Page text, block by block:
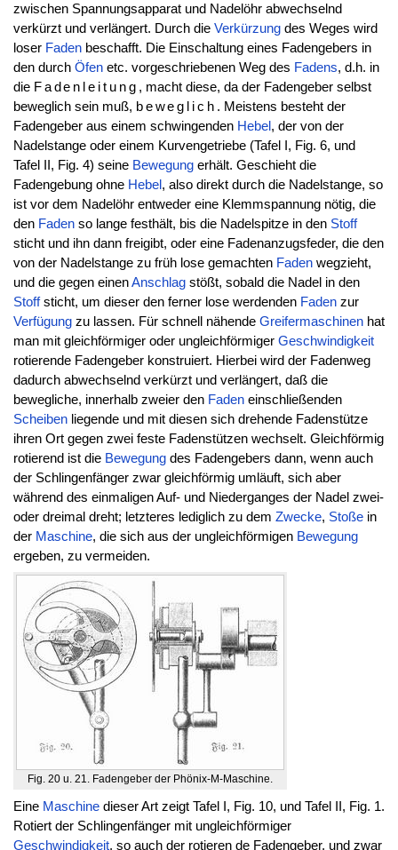
zwischen Spannungsapparat und Nadelöhr abwechselnd
verkürzt und verlängert. Durch die Verkürzungdes Weges wird
loser Fadenbeschafft. Die Einschaltung eines Fadengebers in
den durch Öfenetc. vorgeschriebenen Weg des Fadens, d.h. in
die Fadenleitung , macht diese, da der Fadengeber selbst
beweglich sein muß, beweglich . Meistens besteht der
Fadengeber aus einem schwingenden Hebel , der von der
Nadelstange oder einem Kurvengetriebe (Tafel I, Fig. 6, und
Tafel II, Fig. 4) seine Bewegungerhält. Geschieht die
Fadengebung ohne Hebel , also direkt durch die Nadelstange, so
ist vor dem Nadelöhr entweder eine Klemmspannung nötig, die
den Fadenso lange festhält, bis die Nadelspitze in den Stoff
sticht und ihn dann freigibt, oder eine Fadenanzugsfeder, die den
von der Nadelstange zu früh lose gemachten Fadenwegzieht,
und die gegen einenAnschlagstößt, sobald die Nadel in den
Stoffsticht, um dieser den ferner lose werdenden Fadenzur
Verfügungzu lassen. Für schnell nähende Greifermaschinenhat
man mit gleichförmiger oder ungleichförmiger Geschwindigkeit
rotierende Fadengeber konstruiert. Hierbei wird der Fadenweg
dadurch abwechselnd verkürzt und verlängert, daß die
bewegliche, innerhalb zweier den Fadeneinschließenden
Scheibenliegende und mit diesen sich drehende Fadenstütze
ihren Ort gegen zwei feste Fadenstützen wechselt. Gleichförmig
rotierend ist die Bewegungdes Fadengebers dann, wenn auch
der Schlingenfänger zwar gleichförmig umläuft, sich aber
während des einmaligen Auf- und Niederganges der Nadel zwei-
oder dreimal dreht; letzteres lediglich zu dem Zwecke, Stoßein
der Maschine, die sich aus der ungleichförmigen Bewegung
ergeben, zu vermeiden.
Fig. 20 u. 21. Fadengeber der Phönix-M-Maschine.
Eine Maschinedieser Art zeigt Tafel I, Fig. 10, und Tafel II, Fig. 1.
Rotiert der Schlingenfänger mit ungleichförmiger
Geschwindigkeit, so auch der rotieren de Fadengeber, und zwar